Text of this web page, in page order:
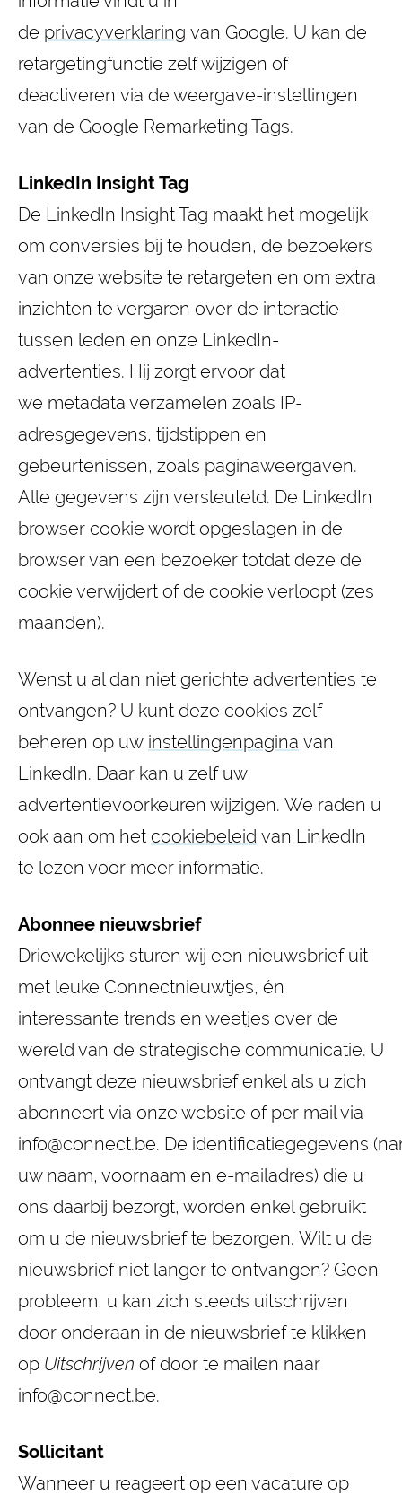
de privacyverklaring van Google. U kan de
retargetingfunctie zelf wijzigen of
deactiveren via de weergave-instellingen
van de Google Remarketing Tags.
LinkedIn Insight Tag
De LinkedIn Insight Tag maakt het mogelijk
om conversies bij te houden, de bezoekers
van onze website te retargeten en om extra
inzichten te vergaren over de interactie
tussen leden en onze LinkedIn-
advertenties. Hij zorgt ervoor dat
we metadata verzamelen zoals IP-
adresgegevens, tijdstippen en
gebeurtenissen, zoals paginaweergaven.
Alle gegevens zijn versleuteld. De LinkedIn
browser cookie wordt opgeslagen in de
browser van een bezoeker totdat deze de
cookie verwijdert of de cookie verloopt (zes
maanden).
Wenst u al dan niet gerichte advertenties te
ontvangen? U kunt deze cookies zelf
beheren op uw instellingenpagina van
LinkedIn. Daar kan u zelf uw
advertentievoorkeuren wijzigen. We raden u
ook aan om het cookiebeleid van LinkedIn
te lezen voor meer informatie.
Abonnee nieuwsbrief
Driewekelijks sturen wij een nieuwsbrief uit
met leuke Connectnieuwtjes, én
interessante trends en weetjes over de
wereld van de strategische communicatie. U
ontvangt deze nieuwsbrief enkel als u zich
abonneert via onze website of per mail via
info@connect.be. De identificatiegegevens
uw naam, voornaam en e-mailadres) die u
ons daarbij bezorgt, worden enkel gebruikt
om u de nieuwsbrief te bezorgen. Wilt u de
nieuwsbrief niet langer te ontvangen? Geen
probleem, u kan zich steeds uitschrijven
door onderaan in de nieuwsbrief te klikken
op Uitschrijven of door te mailen naar
info@connect.be.
Sollicitant
Wanneer u reageert op een vacature op